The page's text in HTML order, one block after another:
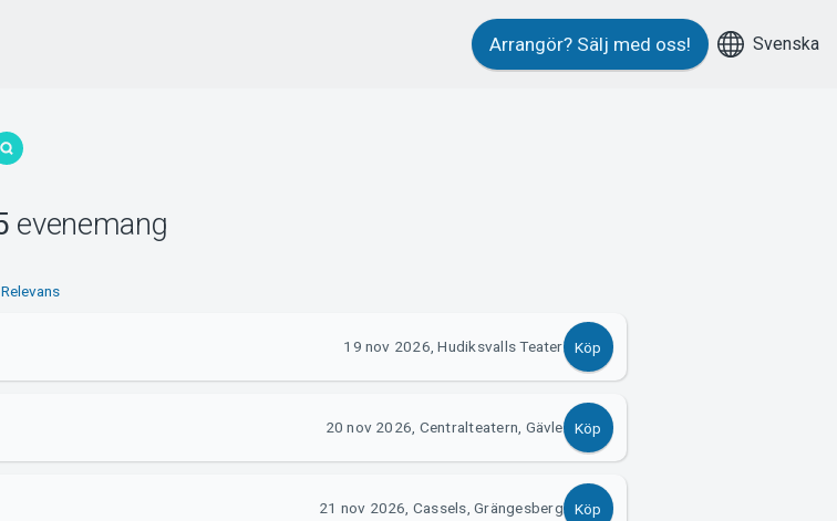
Arrangör? Sälj med oss! Svenska
evenemang
Relevans
19 nov 2026, Hudiksvalls Teater Köp
20 nov 2026, Centralteatern, Gävle Köp
21 nov 2026, Cassels, Grängesberg Köp